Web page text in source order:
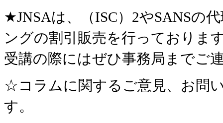
★JNSAは、（ISC）2やSANSの
ングの割引販売を行っておりま
受講の際にはぜひ事務局までご
☆コラムに関するご意見、お問
す。